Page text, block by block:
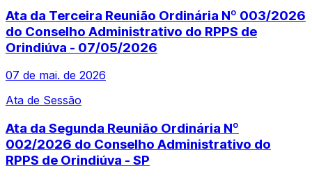
Ata da Terceira Reunião Ordinária Nº 003/2026
do Conselho Administrativo do RPPS de
Orindiúva - 07/05/2026
07 de mai. de 2026
Ata de Sessão
Ata da Segunda Reunião Ordinária Nº
002/2026 do Conselho Administrativo do
RPPS de Orindiúva - SP